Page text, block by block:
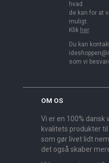
hvad
de kan for at
muligt.
Klik her.
Du kan
som vi
OM OS
Vi er en 100% dansk
kvalitets produkter til
som gør livet lidt
det også skaber